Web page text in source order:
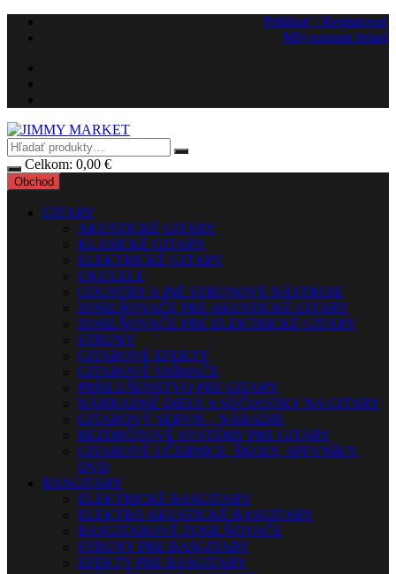
Preskočiť
Prihlásiť / Registrovať
Môj zoznam želaní
Celkom: 0,00 €
Obchod
GITARY
AKUSTICKÉ GITARY
KLASICKÉ GITARY
ELEKTRICKÉ GITARY
UKULELE
COUNTRY A INÉ STRUNOVÉ NÁSTROJE
ZOSILŇOVAČE PRE AKUSTICKÉ GITARY
ZOSILŇOVAČE PRE ELEKTRICKÉ GITARY
STRUNY
GITAROVÉ EFEKTY
GITAROVÉ SNÍMAČE
PRÍSLUŠENSTVO PRE GITARY
NÁHRADNÉ DIELY A SÚČIASTKY NA GITARY
GITAROVÝ SERVIS – NÁRADIE
BEZDRÔTOVÉ SYSTÉMY PRE GITARY
GITAROVÉ UČEBNICE, ŠKOLY, SPEVNÍKY,
DVD
BASGITARY
ELEKTRICKÉ BASGITARY
ELEKTRO AKUSTICKÉ BASGITARY
BASGITAROVÉ ZOSILŇOVAČE
STRUNY PRE BASGITARY
EFEKTY PRE BASGITARY